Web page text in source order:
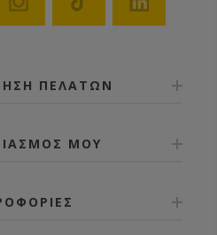
ΠΕΛΑΤΩΝ
ΜΟΥ